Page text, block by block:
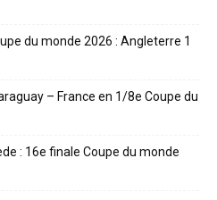
du monde 2026 : Angleterre 1
– France en 1/8e Coupe du
: 16e finale Coupe du monde